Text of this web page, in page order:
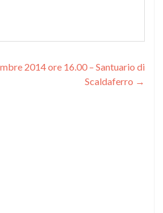
2014 ore 16.00 – Santuario di
Scaldaferro →